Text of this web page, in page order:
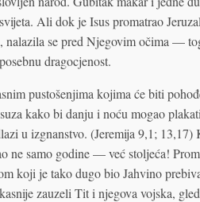
Ali dok je Isus promatrao
nalazila se pred Njegovim očima —
dragocjenost.
pustošenjima kojima će biti
kako bi danju i noću mogao
u izgnanstvo. (Jeremija 9,1; 13,17)
ne samo godine — već stoljeća!
koji je tako dugo bio Jahvino
zauzeli Tit i njegova vojska,